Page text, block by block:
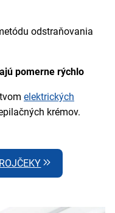
odstraňovania
pomerne rýchlo
elektrických
krémov.